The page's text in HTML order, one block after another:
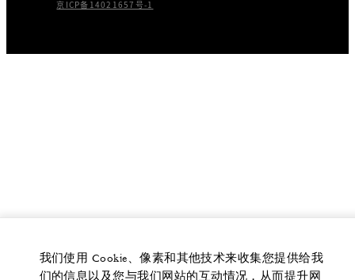
京ICP备14021657号-1
我们使用 Cookie、像素和其他技术来收集您提供给我
们的信息以及您与我们网站的互动情况，从而提升网